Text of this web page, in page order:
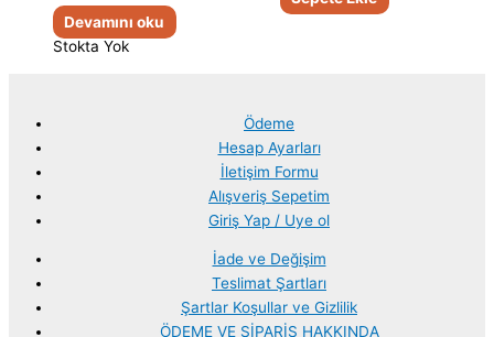
Devamını oku
Stokta Yok
Ödeme
Hesap Ayarları
İletişim Formu
Alışveriş Sepetim
Giriş Yap / Uye ol
İade ve Değişim
Teslimat Şartları
Şartlar Koşullar ve Gizlilik
ÖDEME VE SİPARİŞ HAKKINDA